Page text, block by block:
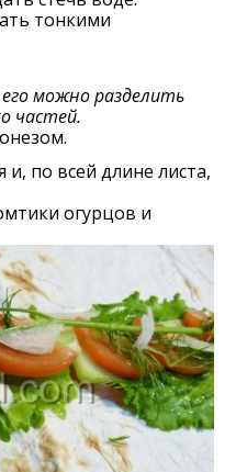
тонкими
можно разделить
частей.
по всей длине листа,
огурцов и